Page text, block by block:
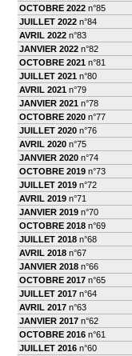
OCTOBRE 2022 n°85
JUILLET 2022 n°84
AVRIL 2022 n°83
JANVIER 2022 n°82
OCTOBRE 2021 n°81
JUILLET 2021 n°80
AVRIL 2021 n°79
JANVIER 2021 n°78
OCTOBRE 2020 n°77
JUILLET 2020 n°76
AVRIL 2020 n°75
JANVIER 2020 n°74
OCTOBRE 2019 n°73
JUILLET 2019 n°72
AVRIL 2019 n°71
JANVIER 2019 n°70
OCTOBRE 2018 n°69
JUILLET 2018 n°68
AVRIL 2018 n°67
JANVIER 2018 n°66
OCTOBRE 2017 n°65
JUILLET 2017 n°64
AVRIL 2017 n°63
JANVIER 2017 n°62
OCTOBRE 2016 n°61
JUILLET 2016 n°60